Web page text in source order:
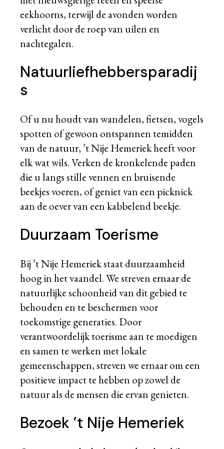
eekhoorns, terwijl de avonden worden
verlicht door de roep van uilen en
nachtegalen.
Natuurliefhebbersparadij
s
Of u nu houdt van wandelen, fietsen, vogels
spotten of gewoon ontspannen temidden
van de natuur, ’t Nije Hemeriek heeft voor
elk wat wils. Verken de kronkelende paden
die u langs stille vennen en bruisende
beekjes voeren, of geniet van een picknick
aan de oever van een kabbelend beekje.
Duurzaam Toerisme
Bij ’t Nije Hemeriek staat duurzaamheid
hoog in het vaandel. We streven ernaar de
natuurlijke schoonheid van dit gebied te
behouden en te beschermen voor
toekomstige generaties. Door
verantwoordelijk toerisme aan te moedigen
en samen te werken met lokale
gemeenschappen, streven we ernaar om een
positieve impact te hebben op zowel de
natuur als de mensen die ervan genieten.
Bezoek ’t Nije Hemeriek